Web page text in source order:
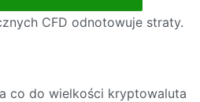
CFD odnotowuje straty.
co do wielkości kryptowaluta